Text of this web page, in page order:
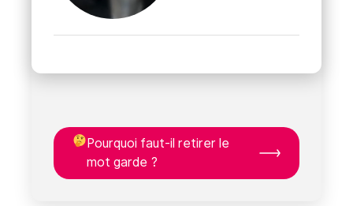
Pourquoi faut-il retirer le
mot garde ?